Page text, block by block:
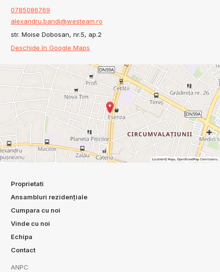
0785086769
alexandru.bandi@westeam.ro
str. Moise Dobosan, nr.5, ap.2
Deschide în Google Maps
Proprietati
Ansambluri rezidențiale
Cumpara cu noi
Vinde cu noi
Echipa
Contact
ANPC